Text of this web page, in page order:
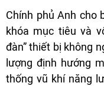
Chính phủ Anh cho
khóa mục tiêu và
đàn” thiết bị không
lượng định hướng
thống vũ khí năng